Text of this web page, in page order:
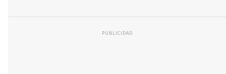
PUBLICIDAD